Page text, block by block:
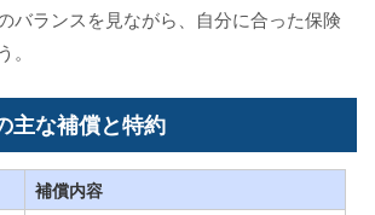
バランスを見ながら、自分に合った保険
主な補償と特約
補償内容